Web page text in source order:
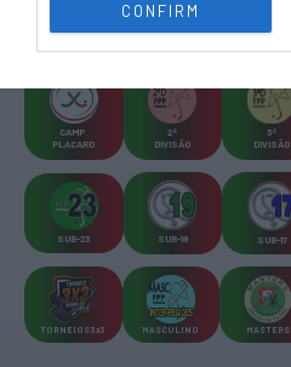
CONFIRM
COMPETIÇÕES
CAMP
PLACARD
2ª
DIVISÃO
3ª
DIVISÃO
SUB-23 SUB-19 SUB-17
TORNEIOS 3x3 MASCULINO MASTERS